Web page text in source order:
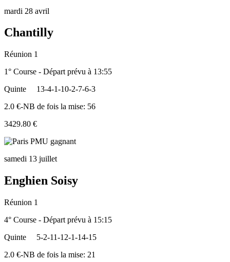
mardi 28 avril
Chantilly
Réunion 1
1° Course - Départ prévu à 13:55
Quinte
13-4-1-10-2-7-6-3
2.0 €-NB de fois la mise: 56
3429.80 €
samedi 13 juillet
Enghien Soisy
Réunion 1
4° Course - Départ prévu à 15:15
Quinte
5-2-11-12-1-14-15
2.0 €-NB de fois la mise: 21